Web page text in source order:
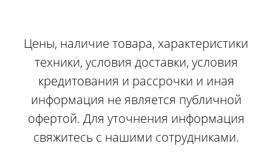
Цены, наличие товара, характеристики
техники, условия доставки, условия
кредитования и рассрочки и иная
информация не является публичной
офертой. Для уточнения информация
свяжитесь с нашими сотрудниками.